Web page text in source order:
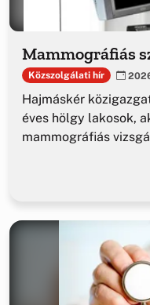
Mammográfiás
Közszolgálati hír
Hajmáskér
éves hölgy lakosok,
mammográfiás